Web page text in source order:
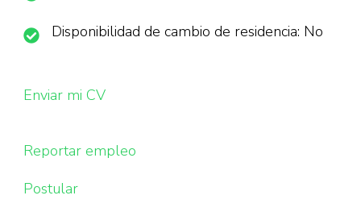
Disponibilidad de cambio de residencia: No
Enviar mi CV
Reportar empleo
Postular